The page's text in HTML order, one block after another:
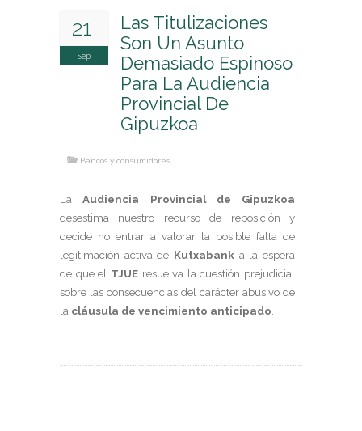
Compraventas
Propiedad Horizontal
Servidumbres
Vicios Constructivos
REESTRUCTURACIONES DE DEUDA Y 2ª
Concurso de acreedores
Mediación concursal y Preconcurso
Traslación de unidades productivas
21
Sep
Las Titulizaciones
Son Un Asunto
Demasiado Espinoso
Para La Audiencia
Provincial De
Gipuzkoa
Bancos y consumidores
LaAudiencia Provincial de Gipuzkoa
desestima nuestro recurso de reposición y
decide no entrar a valorar la posible falta de
legitimación activa de Kutxabank a la espera
de que el TJUE resuelva la cuestión prejudicial
sobre las consecuencias del carácter abusivo de
la cláusula de vencimiento anticipado